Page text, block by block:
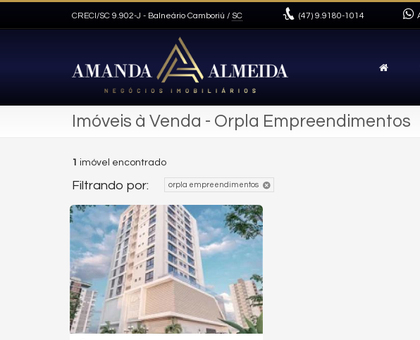
CRECI/SC 9.902-J - Balneário Camboriú / SC (47) 9.9180-1014
Imóveis à Venda - Orpla Empreendimentos
1 imóvel encontrado
Filtrando por: orpla empreendimentos